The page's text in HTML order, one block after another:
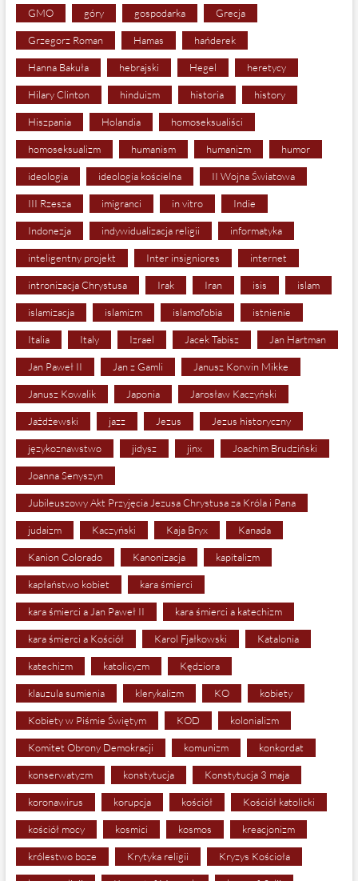
GMO góry gospodarka Grecja
Grzegorz Roman Hamas hańderek
Hanna Bakuła hebrajski Hegel heretycy
Hilary Clinton hinduizm historia history
Hiszpania Holandia homoseksualiści
homoseksualizm humanism humanizm humor
ideologia ideologia kościelna II Wojna Światowa
III Rzesza imigranci in vitro Indie
Indonezja indywidualizacja religii informatyka
inteligentny projekt Inter insigniores internet
intronizacja Chrystusa Irak Iran isis islam
islamizacja islamizm islamofobia istnienie
Italia Italy Izrael Jacek Tabisz Jan Hartman
Jan Paweł II Jan z Gamli Janusz Korwin Mikke
Janusz Kowalik Japonia Jarosław Kaczyński
Jażdżewski jazz Jezus Jezus historyczny
językoznawstwo jidysz jinx Joachim Brudziński
Joanna Senyszyn
Jubileuszowy Akt Przyjęcia Jezusa Chrystusa za Króla i Pana
judaizm Kaczyński Kaja Bryx Kanada
Kanion Colorado Kanonizacja kapitalizm
kapłaństwo kobiet kara śmierci
kara śmierci a Jan Paweł II kara śmierci a katechizm
kara śmierci a Kościół Karol Fjałkowski Katalonia
katechizm katolicyzm Kędziora
klauzula sumienia klerykalizm KO kobiety
Kobiety w Piśmie Świętym KOD kolonializm
Komitet Obrony Demokracji komunizm konkordat
konserwatyzm konstytucja Konstytucja 3 maja
koronawirus korupcja kościół Kościół katolicki
kościół mocy kosmici kosmos kreacjonizm
królestwo boze Krytyka religii Kryzys Kościoła